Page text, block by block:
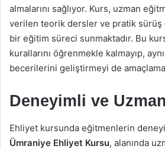
almalarını sağlıyor. Kurs, uzman
verilen teorik dersler ve pratik sürüş
bir eğitim süreci sunmaktadır. Bu
kurallarını öğrenmekle kalmayıp,
becerilerini geliştirmeyi de
Deneyimli ve
Ehliyet kursunda eğitmenlerin
Ümraniye Ehliyet Kursu, alanında